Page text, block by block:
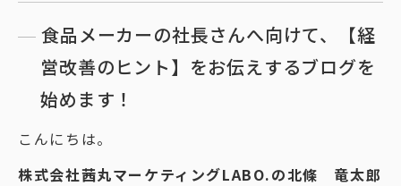
食品メーカーの社長さんへ向けて、【経
営改善のヒント】をお伝えするブログを
始めます！
こんにちは。
株式会社茜丸マーケティングLABO.の北條 竜太郎